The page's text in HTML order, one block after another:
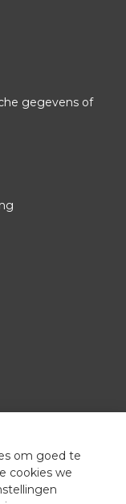
gegevens of
om goed te
cookies we